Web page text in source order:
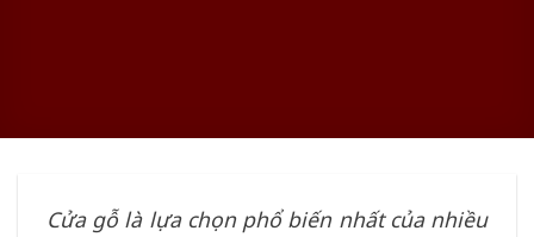
Cửa gỗ là lựa chọn phổ biến nhất của nhiều